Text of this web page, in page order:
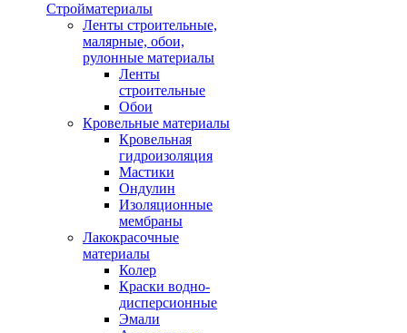
Стройматериалы
Ленты строительные,
малярные, обои,
рулонные материалы
Ленты
строительные
Обои
Кровельные материалы
Кровельная
гидроизоляция
Мастики
Ондулин
Изоляционные
мембраны
Лакокрасочные
материалы
Колер
Краски водно-
дисперсионные
Эмали